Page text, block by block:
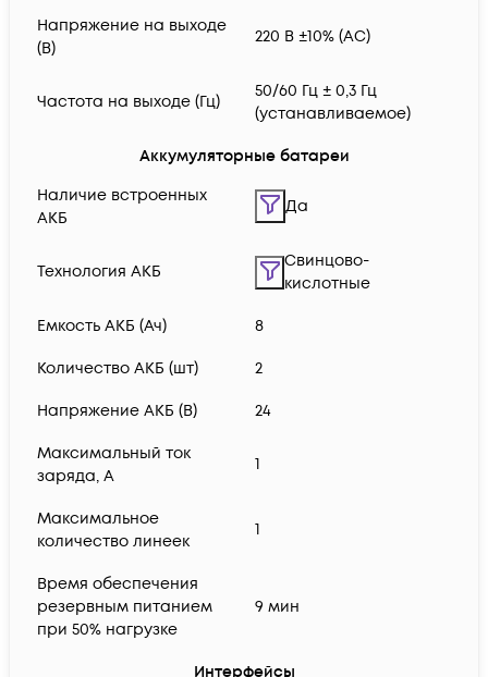
Напряжение на выходе
(В)
220 В ±10% (AC)
Частота на выходе (Гц)
50/60 Гц ± 0,3 Гц
(устанавливаемое)
Аккумуляторные батареи
Наличие встроенных
АКБ
Да
Технология АКБ
Свинцово-
кислотные
Емкость АКБ (Ач) 8
Количество АКБ (шт) 2
Напряжение АКБ (В) 24
Максимальный ток
заряда, А
1
Максимальное
количество линеек
1
Время обеспечения
резервным питанием
при 50% нагрузке
9 мин
Интерфейсы